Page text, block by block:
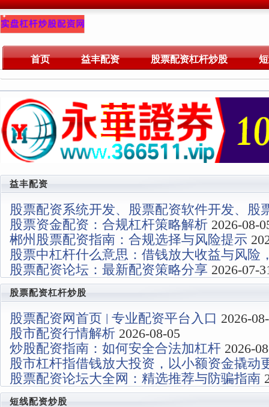
首页 益丰配资 股票配资杠杆炒股
益丰配资
股票配资系统开发、股票配资软件开发、股
系统源码、股票配资交易系统开发、股票配
系统解决方案、股票配资系统外包开发、股
配资系统开发价格2026-08-06
股票资金配资：合规杠杆策略解析 2026-08-
郴州股票配资指南：合规选择与风险提示
股票中杠杆什么意思：借钱放大收益与风险
股票配资论坛：最新配资策略分享 2026-07-
股票配资杠杆炒股
股票配资网首页 | 专业配资平台入口 2026-
股市配资行情解析 2026-08-05
炒股配资指南：如何安全合法加杠杆 2026-
股市杠杆指借钱放大投资，以小额资金撬动
易，收益与风险同步放大。2026-08-03
股票配资论坛大全网：精选推荐与防骗指南
31
短线配资炒股